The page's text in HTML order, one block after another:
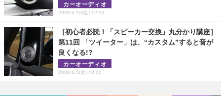
カーオーディオ
2026.6.12(金) 12:00
［初心者必読！「スピーカー交換」丸分かり講座］
第11回 「ツイーター」は、“カスタム”すると音が
良くなる!?
カーオーディオ
2026.6.5(金) 12:00